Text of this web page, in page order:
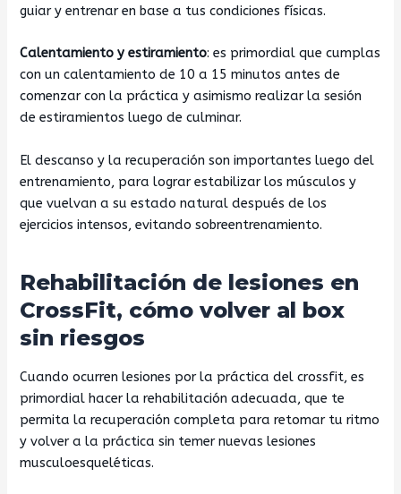
guiar y entrenar en base a tus condiciones físicas.
Calentamiento y estiramiento: es primordial que cumplas
con un calentamiento de 10 a 15 minutos antes de
comenzar con la práctica y asimismo realizar la sesión
de estiramientos luego de culminar.
El descanso y la recuperación son importantes luego del
entrenamiento, para lograr estabilizar los músculos y
que vuelvan a su estado natural después de los
ejercicios intensos, evitando sobreentrenamiento.
Rehabilitación de lesiones en
CrossFit, cómo volver al box
sin riesgos
Cuando ocurren lesiones por la práctica del crossfit, es
primordial hacer la rehabilitación adecuada, que te
permita la recuperación completa para retomar tu ritmo
y volver a la práctica sin temer nuevas lesiones
musculoesqueléticas.